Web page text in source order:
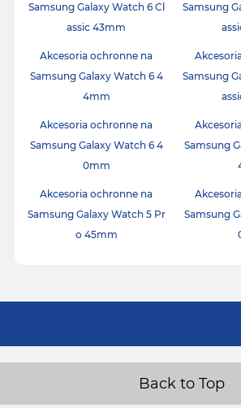
Samsung Galaxy Watch 6 Cl
assic 43mm
Akcesoria ochronne na
Samsung Galaxy Watch 6 4
4mm
Akcesoria ochronne na
Samsung Galaxy Watch 6 4
0mm
Akcesoria ochronne na
Samsung Galaxy Watch 5 Pr
o 45mm
Samsung
Samsung
Samsung
Samsung
Back to Top